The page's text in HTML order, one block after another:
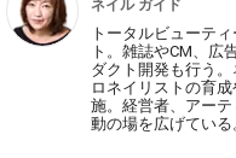
ネイル ガイド
トータルビューテ
ト。雑誌やCM、広
ダクト開発も行う
ロネイリストの育
施。経営者、アー
動の場を広げている